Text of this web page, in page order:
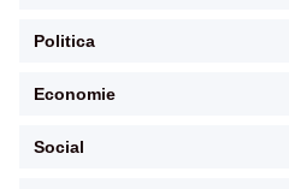
Politica
Economie
Social